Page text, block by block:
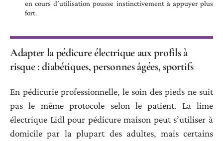
en cours d’utilisation pousse instinctivement à appuyer plus
fort.
Adapter la pédicure électrique aux profils à
risque : diabétiques, personnes âgées, sportifs
En pédicurie professionnelle, le soin des pieds ne suit
pas le même protocole selon le patient. La lime
électrique Lidl pour pédicure maison peut s’utiliser à
domicile par la plupart des adultes, mais certains